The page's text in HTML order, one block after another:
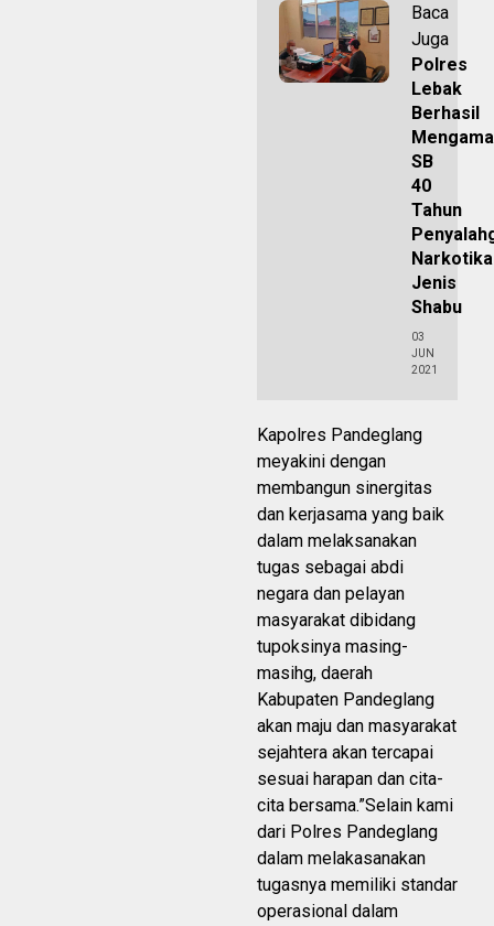
Baca
Juga
Polres
Lebak
Berhasil
SB
40
Tahun
Narkotika
Jenis
Shabu
03
JUN
2021
Kapolres Pandeglang
meyakini dengan
membangun sinergitas
dan kerjasama yang baik
dalam melaksanakan
tugas sebagai abdi
negara dan pelayan
masyarakat dibidang
tupoksinya masing-
masihg, daerah
Kabupaten Pandeglang
akan maju dan masyarakat
sejahtera akan tercapai
sesuai harapan dan cita-
cita bersama.”Selain kami
dari Polres Pandeglang
dalam melakasanakan
tugasnya memiliki standar
operasional dalam